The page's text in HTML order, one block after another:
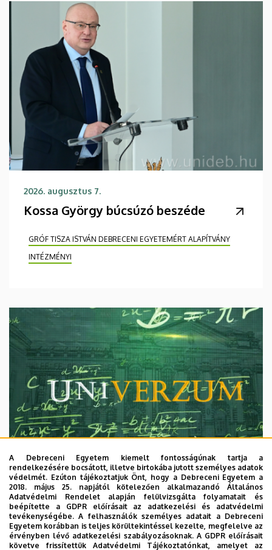
2026. augusztus 7.
Kossa György búcsúzó beszéde
GRÓF TISZA ISTVÁN DEBRECENI EGYETEMÉRT ALAPÍTVÁNY
INTÉZMÉNYI
2026. augusztus 7.
Univerzum: A Debreceni Egyetem
titkos receptjei
A Debreceni Egyetem kiemelt fontosságúnak tartja a
rendelkezésére bocsátott, illetve birtokába jutott személyes adatok
védelmét. Ezúton tájékoztatjuk Önt, hogy a Debreceni Egyetem a
2018. május 25. napjától kötelezően alkalmazandó Általános
Adatvédelmi Rendelet alapján felülvizsgálta folyamatait és
beépítette a GDPR előírásait az adatkezelési és adatvédelmi
tevékenységébe. A felhasználók személyes adatait a Debreceni
Egyetem korábban is teljes körültekintéssel kezelte, megfelelve az
érvényben lévő adatkezelési szabályozásoknak. A GDPR előírásait
követve frissítettük Adatvédelmi Tájékoztatónkat, amelyet az